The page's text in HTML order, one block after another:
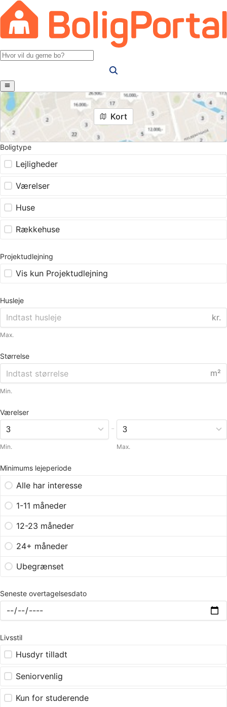
Kort
Boligtype
Lejligheder
Værelser
Huse
Rækkehuse
Projektudlejning
Vis kun Projektudlejning
Husleje
kr.
Max.
Størrelse
m²
Min.
Værelser
Min.
-
Max.
Minimums lejeperiode
Alle har interesse
1-11 måneder
12-23 måneder
24+ måneder
Ubegrænset
Seneste overtagelsesdato
Livsstil
Husdyr tilladt
Seniorvenlig
Kun for studerende